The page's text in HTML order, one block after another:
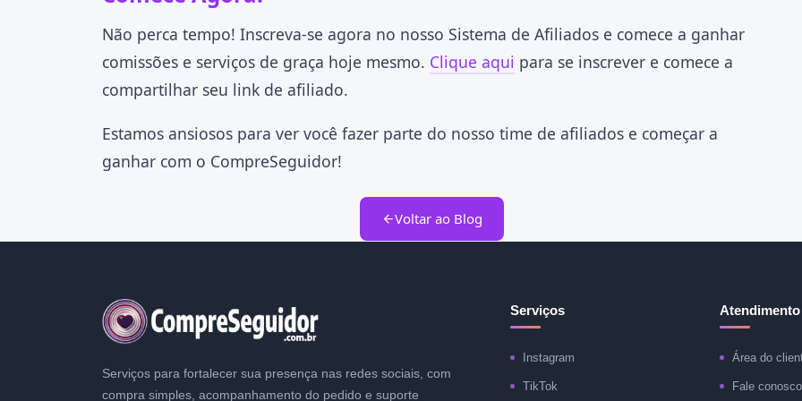
Não perca tempo! Inscreva-se agora no nosso Sistema de Afiliados e comece a ganhar
comissões e serviços de graça hoje mesmo. Clique aqui para se inscrever e comece a
compartilhar seu link de afiliado.
Estamos ansiosos para ver você fazer parte do nosso time de afiliados e começar a
ganhar com o CompreSeguidor!
Voltar ao Blog
Serviços para fortalecer sua presença nas redes sociais, com
compra simples, acompanhamento do pedido e suporte
Serviços
Instagram
TikTok
Atendimento
Área do
Fale conosco